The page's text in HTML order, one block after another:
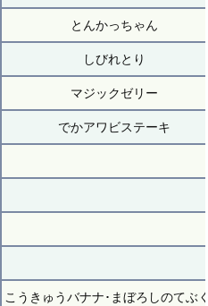
とんかっちゃん
しびれとり
マジックゼリー
でかアワビステーキ
こうきゅうバナナ･まぼろしのてぶ